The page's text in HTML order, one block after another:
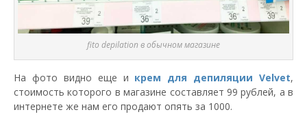
fito depilation в обычном магазине
На фото видно еще и крем для депиляции Velvet,
стоимость которого в магазине составляет 99 рублей, а в
интернете же нам его продают опять за 1000.